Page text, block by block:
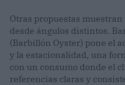
Otras propuestas
desde ángulos distintos.
(Barbillón Oyster) pone el
y la estacionalidad, una
con un consumo donde el
referencias claras y